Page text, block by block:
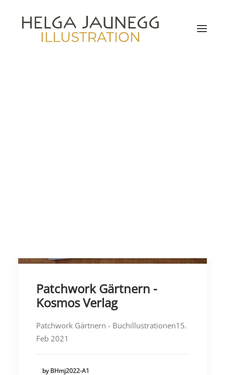
Patchwork Gärtnern -
Kosmos Verlag
Patchwork Gärtnern - Buchillustrationen15.
Feb 2021
by BHmj2022-A1